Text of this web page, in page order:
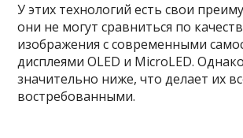
У этих технологий есть свои
они не могут сравниться по
изображения с современными
дисплеями OLED и MicroLED.
значительно ниже, что делает их
востребованными.